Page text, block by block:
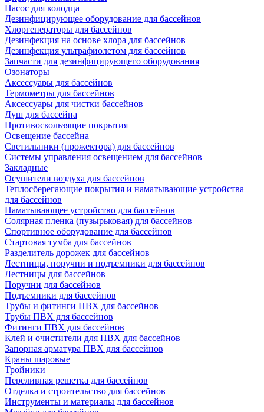
Насос для колодца
Дезинфицирующее оборудование для бассейнов
Хлоргенераторы для бассейнов
Дезинфекция на основе хлора для бассейнов
Дезинфекция ультрафиолетом для бассейнов
Запчасти для дезинфицирующего оборудования
Озонаторы
Аксессуары для бассейнов
Термометры для бассейнов
Аксессуары для чистки бассейнов
Душ для бассейна
Противоскользящие покрытия
Освещение бассейна
Светильники (прожектора) для бассейнов
Системы управления освещением для бассейнов
Закладные
Осушители воздуха для бассейнов
Теплосберегающие покрытия и наматывающие устройства
для бассейнов
Наматывающее устройство для бассейнов
Солярная пленка (пузырьковая) для бассейнов
Спортивное оборудование для бассейнов
Стартовая тумба для бассейнов
Разделитель дорожек для бассейнов
Лестницы, поручни и подъемники для бассейнов
Лестницы для бассейнов
Поручни для бассейнов
Подъемники для бассейнов
Трубы и фитинги ПВХ для бассейнов
Трубы ПВХ для бассейнов
Фитинги ПВХ для бассейнов
Клей и очистители для ПВХ для бассейнов
Запорная арматура ПВХ для бассейнов
Краны шаровые
Тройники
Переливная решетка для бассейнов
Отделка и строительство для бассейнов
Инструменты и материалы для бассейнов